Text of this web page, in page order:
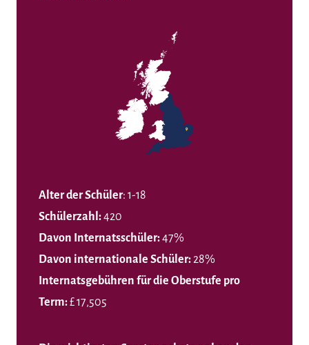
Alter der Schüler: 1-18
Schülerzahl:420
Davon Internatsschüler:47%
Davon internationale Schüler:28%
Internatsgebühren für die Oberstufe pro
Term:£ 17,505